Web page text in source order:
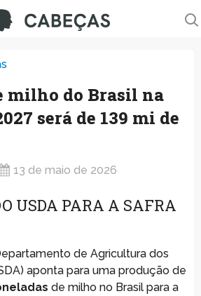
milho do Brasil na
será de 139 mi de
13 de maio de 2026
USDA PARA A SAFRA
de Agricultura dos
aponta para uma produção de
de milho no Brasil para a